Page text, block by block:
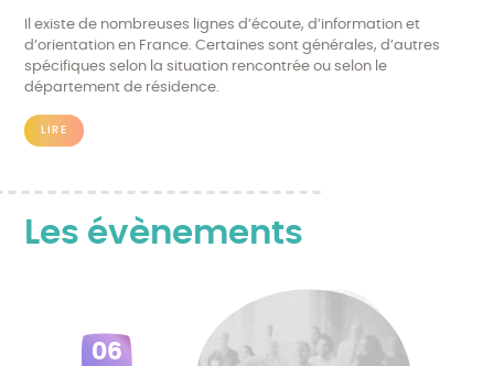
Il existe de nombreuses lignes d’écoute, d’information et
d’orientation en France. Certaines sont générales, d’autres
spécifiques selon la situation rencontrée ou selon le
département de résidence.
LIRE
Les évènements
06